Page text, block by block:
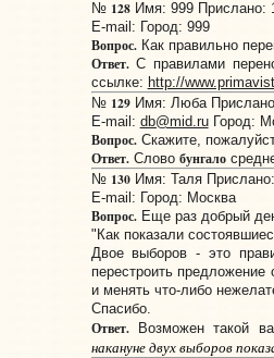
№ 128Имя: 999 Прислано:
E-mail: Город: 999
Вопрос.Как правильно
Ответ.С правилами
ссылке: http://
№ 129Имя: Люба
E-mail: db@mid.ruГород:
Вопрос.Скажите,
Ответ.Слово бунгало
№ 130Имя: Таля
E-mail: Город: Москва
Вопрос.Еще раз добрый
"Как показали
Двое выборов - это
перестроить
и менять что-либо
Спасибо.
Ответ.Возможен такой
накануне двух выборов